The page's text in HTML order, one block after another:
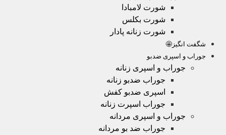
شورت لامبادا
شورت بکلس
شورت زنانه پادار
شگفت انگیز🤩
جوراب و اسپری ضدبو
جوراب و اسپری زنانه
جوراب ضدبو زنانه
اسپری ضدبو کفش
جوراب اسپرت زنانه
جوراب و اسپری مردانه
جوراب ضد بو مردانه